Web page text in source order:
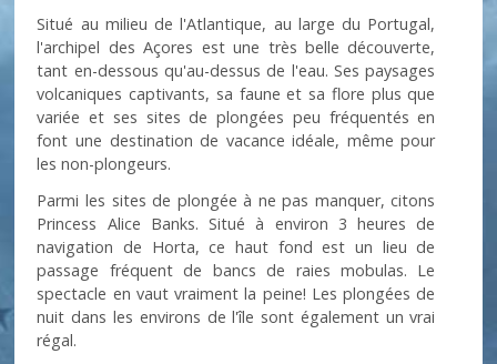
Situé au milieu de l'Atlantique, au large du Portugal,
l'archipel des Açores est une très belle découverte,
tant en-dessous qu'au-dessus de l'eau. Ses paysages
volcaniques captivants, sa faune et sa flore plus que
variée et ses sites de plongées peu fréquentés en
font une destination de vacance idéale, même pour
les non-plongeurs.
Parmi les sites de plongée à ne pas manquer, citons
Princess Alice Banks. Situé à environ 3 heures de
navigation de Horta, ce haut fond est un lieu de
passage fréquent de bancs de raies mobulas. Le
spectacle en vaut vraiment la peine! Les plongées de
nuit dans les environs de l'île sont également un vrai
régal.